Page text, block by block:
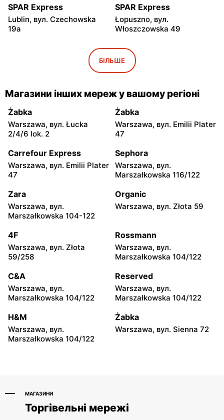
SPAR Express
Lublin, вул. Czechowska
19a
SPAR Express
Łopuszno, вул.
Włoszczowska 49
SPAR Express
Nowy Ciechocinek, вул.
Nowy Ciechocinek 10c
SPAR Express
Ciechocińska 1
SPAR Express
Ostróda, вул. Szosa
Elbląska 13
SPAR Express
Słomki 2C
SPAR Express
50
SPAR Express SPAR Express
Warszawska 31
SPAR Express
30/32
SPAR Express
Bohaterów Katynia 147
SPAR Express
Karskie 19A
SPAR Express
SPAR Express
Jarzębinowa 16
SPAR Express
22
SPAR Express SPAR Express
БІЛЬШЕ
Магазини інших мереж у вашому регіоні
Żabka
Warszawa, вул. Łucka
2/4/6 lok. 2
Żabka
Warszawa, вул. Emilii Plater
47
Carrefour Express
Warszawa, вул. Emilii Plater
47
Sephora
Warszawa, вул.
Marszałkowska 116/122
Zara
Warszawa, вул.
Marszałkowska 104-122
Organic
Warszawa, вул. Złota 59
4F
Warszawa, вул. Złota
59/258
Rossmann
Warszawa, вул.
Marszałkowska 104/122
C&A
Warszawa, вул.
Marszałkowska 104/122
Reserved
Warszawa, вул.
Marszałkowska 104/122
H&M
Warszawa, вул.
Marszałkowska 104/122
Żabka
Warszawa, вул. Sienna 72
МАГАЗИНИ
Торгівельні мережі